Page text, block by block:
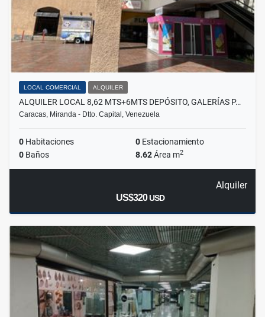
LOCAL COMERCIAL ALQUILER
ALQUILER LOCAL 8,62 MTS+6MTS DEPÓSITO, GALERÍAS P…
Caracas, Miranda - Dtto. Capital, Venezuela
0 Habitaciones 0 Estacionamiento
0 Baños 8.62Área m2
Alquiler
US$320USD